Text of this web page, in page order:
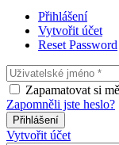
Přihlášení
Vytvořit účet
Reset Password
Zapamatovat si mě
Zapomněli jste heslo?
Přihlášení
Vytvořit účet